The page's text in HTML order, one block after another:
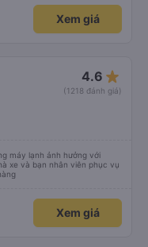
lạnh, và chăn mền thì hơi
hoạt động tốt, và có giấy
Đà Nẵng (bến xe Đà Nẵng,
chuyển hàng hóa trong
chân. Tôi khuyên bạn nên
Xem giá
4.6 star_rate
(1218 đánh giá)
máy lạnh ảnh hưởng với
Xem giá